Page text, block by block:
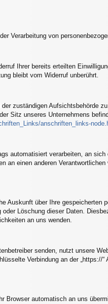
Verarbeitung von
Ihrer bereits erteilten
bleibt vom Widerruf unberührt.
zuständigen Aufsichtsbehörde
Sitz unseres Unternehmens
anschriften_links-
automatisiert verarbeiten, an
an einen anderen
über Ihre gespeicherten
Löschung dieser Daten.
an uns wenden.
senden, nutzt unsere
Verbindung an der „https://
Browser automatisch an uns